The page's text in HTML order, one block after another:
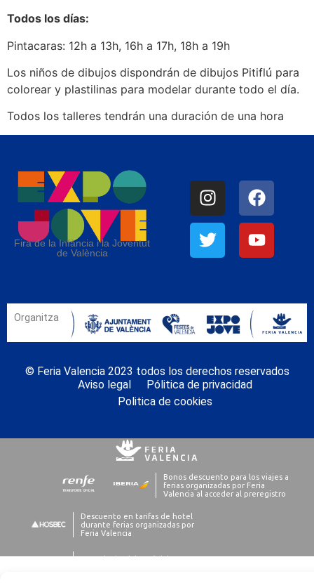
Todos los días:
Pintacaras: 12h a 13h, 16h a 17h, 18h a 19h
Los niños de dibujos dispondrán de dibujos Pitiflú para
colorear y plastilinas para modelar durante todo el día.
Todos los talleres tendrán una duración de una hora
Fira de la Infància i la Joventut
de València
Organitza
© Feria Valencia 2023 todos los derechos reservados
Aviso legal
Pólitica de privacidad
Politica de cookies